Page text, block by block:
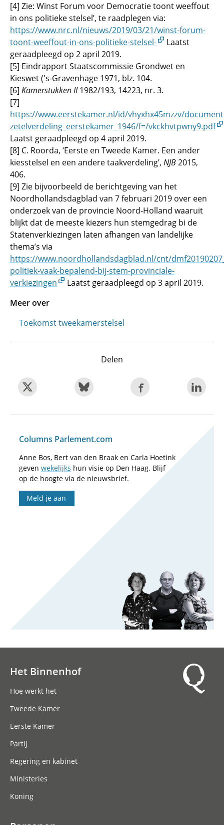
[4] Zie: Winst Forum voor Democratie toont weeffout
in ons politieke stelsel’, te raadplegen via:
https://www.nrc.nl/nieuws/2019/03/21/winst-forum-
toont-weeffout-in-ons-politieke-stelsel-
Laatst
geraadpleegd op 2 april 2019.
[5] Eindrapport Staatscommissie Grondwet en
Kieswet ('s-Gravenhage 1971, blz. 104.
[6] Kamerstukken II1982/193, 14223, nr. 3.
[7]
https://www.eerstekamer.nl/id/vhyxhx45mzzv/
zetelverdeling_eerstekamer_1946/f=/vkckhvtpwny9.pdf
Laatst geraadpleegd op 4 april 2019.
[8] C. Roorda, ‘Eerste en Tweede Kamer. Een ander
kiesstelsel en een andere taakverdeling’, NJB2015,
406.
[9] Zie bijvoorbeeld de berichtgeving van het
Noordhollandsdagblad van 7 februari 2019 over een
onderzoek van de provincie Noord-Holland waaruit
blijkt dat de meeste kiezers hun stemgedrag bi de
Statenverkiezingen laten afhangen van landelijke
thema’s via
https://www.noordhollandsdagblad.nl/cnt/
politiek-vaak-bepalend-bij-stem-provinciale-
verkiezingen
Laatst geraadpleegd op 3 april 2019.
Meer over
Toekomst tweekamerstelsel
Delen
Columns Parlement.com
Anne Bos, Bert van den Braak en Carla Hoetink
geven wekelijks hun visie op Den Haag. Blijf
op de hoogte via de nieuwsbrief.
Meld je aan
Het Binnenhof
Hoe werkt het
Tweede Kamer
Eerste Kamer
Partij
Regering en kabinet
Ministeries
Koning